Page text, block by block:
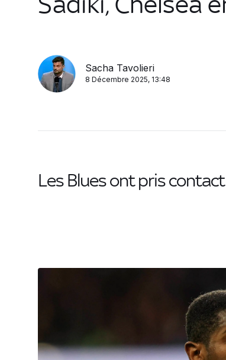
Sacha Tavolieri
8 Décembre 2025, 13:48
Les Blues ont pris